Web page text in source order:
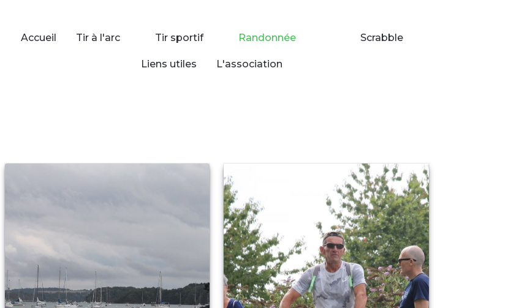
Accueil Tir à l'arc Tir sportif Randonnée Scrabble
Liens utiles L'association